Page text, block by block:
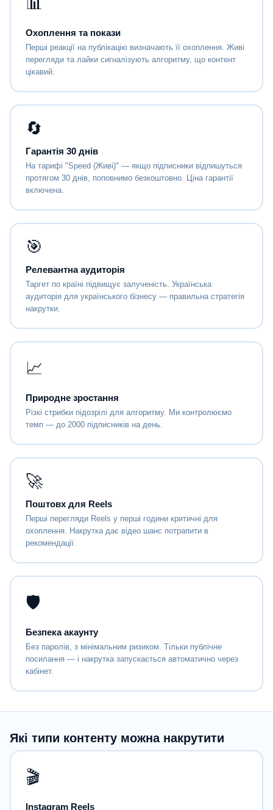
Охоплення та покази
Перші реакції на публікацію визначають її охоплення. Живі
перегляди та лайки сигналізують алгоритму, що контент
цікавий.
🔄
Гарантія 30 днів
На тарифі "Speed (Живі)" — якщо підписники відпишуться
протягом 30 днів, поповнимо безкоштовно. Ціна гарантії
включена.
🎯
Релевантна аудиторія
Таргет по країні підвищує залученість. Українська
аудиторія для українського бізнесу — правильна стратегія
накрутки.
📈
Природне зростання
Різкі стрибки підозрілі для алгоритму. Ми контролюємо
темп — до 2000 підписників на день.
🚀
Поштовх для Reels
Перші перегляди Reels у перші години критичні для
охоплення. Накрутка дає відео шанс потрапити в
рекомендації.
🛡
Безпека акаунту
Без паролів, з мінімальним ризиком. Тільки публічне
посилання — і накрутка запускається автоматично через
кабінет.
Які типи контенту можна накрутити
🎬
Instagram Reels